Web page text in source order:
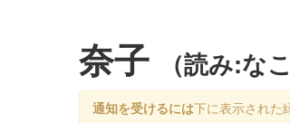
奈子 （読み:なこ
通知を受けるには下に表示された